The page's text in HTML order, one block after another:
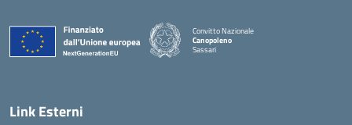
Convitto Nazionale
Canopoleno
Sassari
Link Esterni